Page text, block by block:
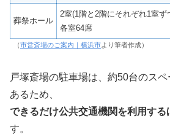
葬祭ホール
2室(1階と2階にそれぞれ1室ず
各室64席
（市営斎場のご案内｜横浜市より筆者作成）
戸塚斎場の駐車場は、約50台のス
あるため、
できるだけ公共交通機関を利用する
す。